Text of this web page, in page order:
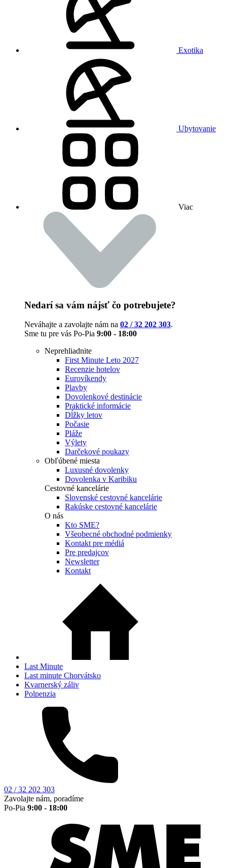
Exotika
Ubytovanie
Viac
Nedarí sa vám nájsť čo potrebujete?
Neváhajte a zavolajte nám na 02 / 32 202 303.
Sme tu pre vás Po-Pia 9:00 - 18:00
Neprehliadnite
First Minute Leto 2027
Recenzie hotelov
Eurovíkendy
Plavby
Dovolenkové destinácie
Praktické informácie
Dĺžky letov
Počasie
Pláže
Výlety
Darčekové poukazy
Obľúbené miesta
Luxusné dovolenky
Dovolenka v Karibiku
Cestovné kancelárie
Slovenské cestovné kancelárie
Rakúske cestovné kancelárie
O nás
Kto SME?
Všeobecné obchodné podmienky
Kontakt pre médiá
Pre predajcov
Newsletter
Kontakt
Last Minute
Last minute Chorvátsko
Kvarnerský záliv
Polpenzia
02 / 32 202 303
Zavolajte nám, poradíme
Po-Pia 9:00 - 18:00